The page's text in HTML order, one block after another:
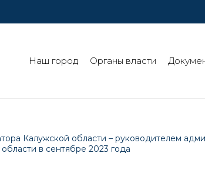
Наш город Органы власти
Калужской области – руководителем
в сентябре 2023 года